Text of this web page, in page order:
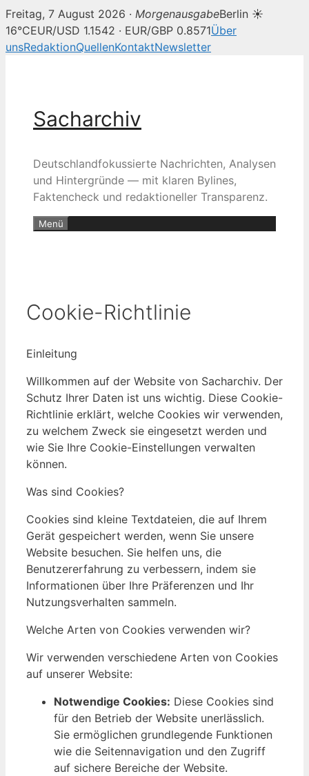
Freitag, 7 August 2026 · MorgenausgabeBerlin ☀
16°CEUR/USD 1.1542 · EUR/GBP 0.8571Über
unsRedaktionQuellenKontaktNewsletter
Sacharchiv
Deutschlandfokussierte Nachrichten, Analysen
und Hintergründe — mit klaren Bylines,
Faktencheck und redaktioneller Transparenz.
Menü
Cookie-Richtlinie
Einleitung
Willkommen auf der Website von Sacharchiv. Der
Schutz Ihrer Daten ist uns wichtig. Diese Cookie-
Richtlinie erklärt, welche Cookies wir verwenden,
zu welchem Zweck sie eingesetzt werden und
wie Sie Ihre Cookie-Einstellungen verwalten
können.
Was sind Cookies?
Cookies sind kleine Textdateien, die auf Ihrem
Gerät gespeichert werden, wenn Sie unsere
Website besuchen. Sie helfen uns, die
Benutzererfahrung zu verbessern, indem sie
Informationen über Ihre Präferenzen und Ihr
Nutzungsverhalten sammeln.
Welche Arten von Cookies verwenden wir?
Wir verwenden verschiedene Arten von Cookies
auf unserer Website:
Notwendige Cookies: Diese Cookies sind
für den Betrieb der Website unerlässlich.
Sie ermöglichen grundlegende Funktionen
wie die Seitennavigation und den Zugriff
auf sichere Bereiche der Website.